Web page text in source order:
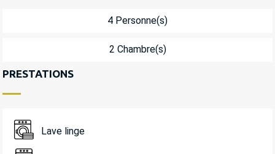
4 Personne(s)
2 Chambre(s)
PRESTATIONS
Lave linge